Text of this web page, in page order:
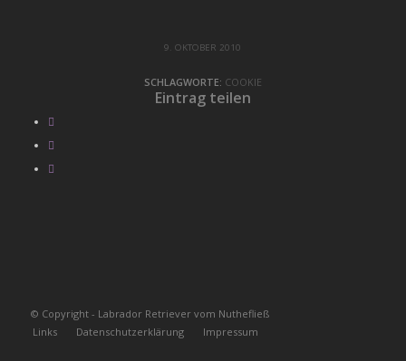
9. OKTOBER 2010
SCHLAGWORTE: COOKIE
Eintrag teilen
© Copyright - Labrador Retriever vom Nuthefließ
Links
Datenschutzerklärung Impressum